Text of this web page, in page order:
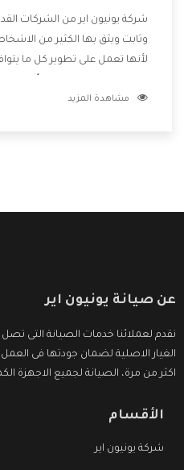
شركة يونيون اير من الشركات
وثابت ويثق بها الكثير من
لأنها تعمل على تطوير كل ما
وتقدم للعملاء أقوى العروض
مشاهدة المزيد
عن صيانة يونيون اير
نقدم لعملائنا خدمات الصيانة التى
الغيار الاصلية لضمان جودتها فى
اكثر من مرة، الصيانة لجميع الاجهزة
الأقسام
شركة يونيون اير